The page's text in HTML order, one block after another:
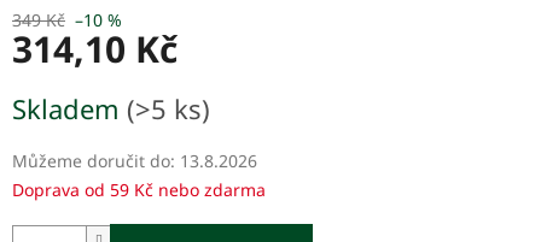
349 Kč –10 %
314,10 Kč
cena:
Skladem (>5 ks)
Můžeme doručit do: 13.8.2026
Doprava od 59 Kč nebo zdarma